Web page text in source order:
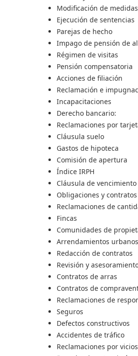
Modificación de medidas
Ejecución de sentencias
Parejas de hecho
Impago de pensión de
Régimen de visitas
Pensión compensatoria
Acciones de filiación
Reclamación e
Incapacitaciones
Derecho bancario:
Reclamaciones por
Cláusula suelo
Gastos de hipoteca
Comisión de apertura
Índice IRPH
Cláusula de
Obligaciones y contratos
Reclamaciones de
Fincas
Comunidades de
Arrendamientos
Redacción de contratos
Revisión y
Contratos de arras
Contratos de
Reclamaciones de
Seguros
Defectos constructivos
Accidentes de tráfico
Reclamaciones por